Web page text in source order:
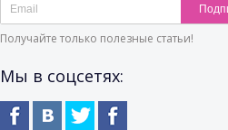
Получайте только полезные статьи!
Мы в соцсетях: